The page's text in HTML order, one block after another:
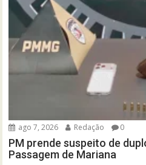
ago 7, 2026 Redação 0
PM prende suspeito de
Passagem de Mariana